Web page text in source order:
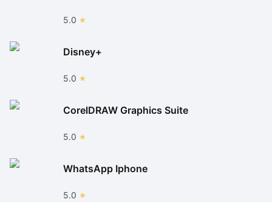
5.0
Disney+
5.0
CorelDRAW Graphics Suite
5.0
WhatsApp Iphone
5.0